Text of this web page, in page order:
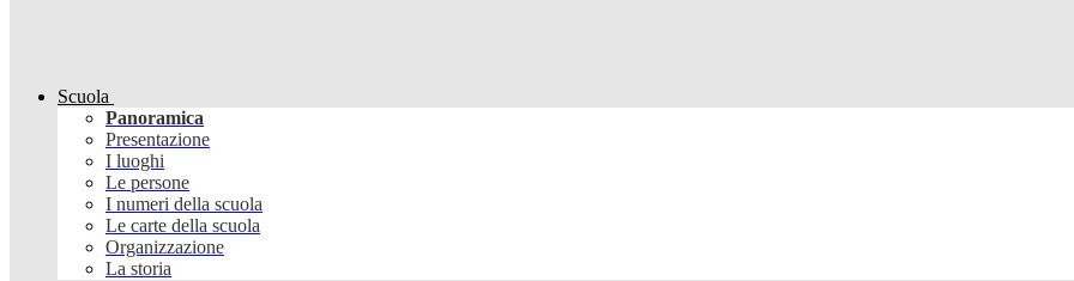
Scuola
Panoramica
Presentazione
I luoghi
Le persone
I numeri della scuola
Le carte della scuola
Organizzazione
La storia